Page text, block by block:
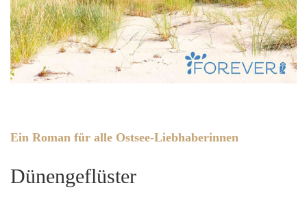
Ein Roman für alle Ostsee-Liebhaberinnen
Dünengeflüster